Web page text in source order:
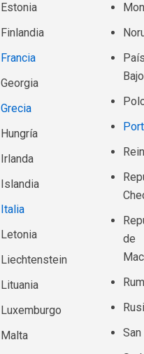
Estonia
Finlandia
Francia
Georgia
Grecia
Hungría
Irlanda
Islandia
Italia
Letonia
Liechtenstein
Lituania
Luxemburgo
Malta
de